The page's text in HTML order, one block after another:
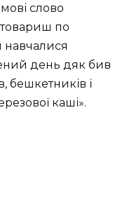
слово
по
навчалися
день дяк бив
бешкетників і
каші».